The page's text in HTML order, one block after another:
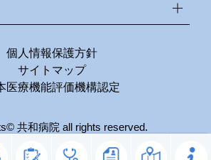
個人情報保護方針
サイトマップ
医療機能評価機構認定
共和病院 all rights reserved.